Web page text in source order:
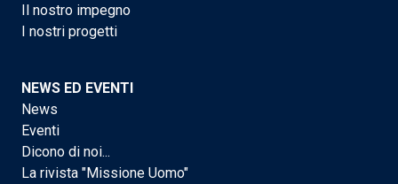
Il nostro impegno
I nostri progetti
NEWS ED EVENTI
News
Eventi
Dicono di noi...
La rivista "Missione Uomo"